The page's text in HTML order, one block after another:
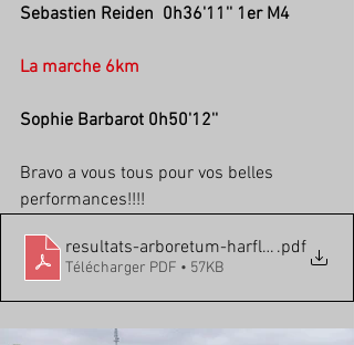
Sebastien Reiden  0h36'11'' 1er M4
La marche 6km
Sophie Barbarot 0h50'12''
Bravo a vous tous pour vos belles
performances!!!!
resultats-arboretum-harfleur-11-06-
.pdf
Télécharger PDF • 57KB